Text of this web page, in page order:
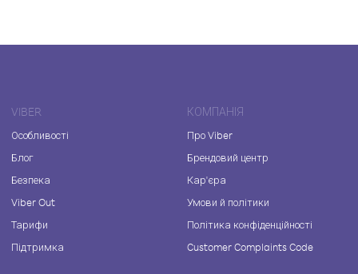
VIBER
Особливості
Блог
Безпека
Viber Out
Тарифи
Підтримка
КОМПАНІЯ
Про Viber
Брендовий центр
Кар'єра
Умови й політики
Політика конфіденційності
Customer Complaints Code